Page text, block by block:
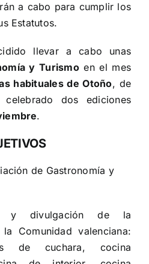
a cabo para cumplir los
Estatutos.
llevar a cabo unas
y Turismoen el mes
habituales de Otoño, de
dos ediciones
.
de Gastronomía y
y divulgación de la
Comunidad valenciana:
de cuchara, cocina